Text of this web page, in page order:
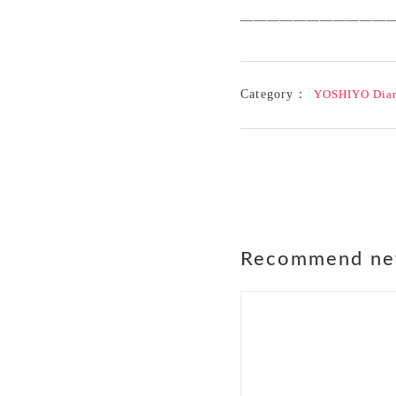
Category： YOSHIYO
Recommend